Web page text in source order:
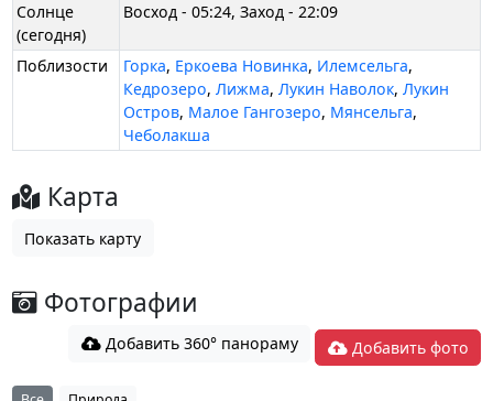
Солнце
(сегодня)
Восход - 05:24, Заход - 22:09
Поблизости Горка, Еркоева Новинка, Илемсельга,
Кедрозеро,Лижма,Лукин Наволок,Лукин
Остров, Малое Гангозеро, Мянсельга,
Чеболакша
Карта
Показать карту
Фотографии
Добавить 360° панораму Добавить фото